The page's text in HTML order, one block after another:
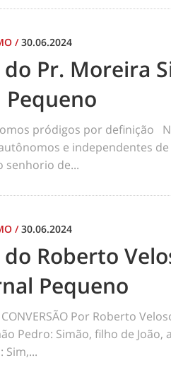
/30.06.2024
Pr. Moreira
Pequeno
pródigos por definição
e independentes
senhorio de...
/30.06.2024
Roberto
Pequeno
CONVERSÃO Por Roberto
Pedro: Simão, filho de
Sim,...